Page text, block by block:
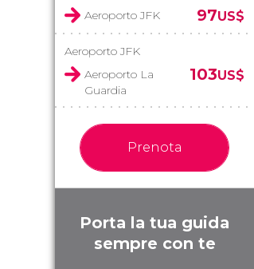
Aeroporto JFK
97US$
Aeroporto JFK
Aeroporto La
Guardia
103US$
Prenota
Porta la tua guida
sempre con te